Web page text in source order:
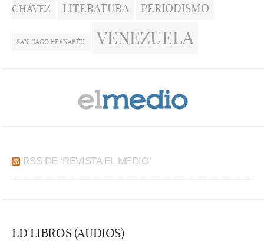
CHÁVEZ LITERATURA PERIODISMO
SANTIAGO BERNABÉU VENEZUELA
RSS DE ‘REVISTA EL MEDIO’
LD LIBROS (AUDIOS)